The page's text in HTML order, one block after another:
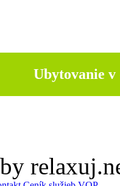
Ubytovanie